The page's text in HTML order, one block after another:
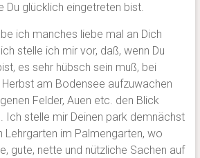
Du glücklich eingetreten bist.
ich manches liebe mal an Dich
stelle ich mir vor, daß, wenn Du
es sehr hübsch sein muß, bei
am Bodensee aufzuwachen
Felder, Auen etc. den Blick
Ich stelle mir Deinen park demnächst
Lehrgarten im Palmengarten, wo
gute, nette und nützliche Sachen auf